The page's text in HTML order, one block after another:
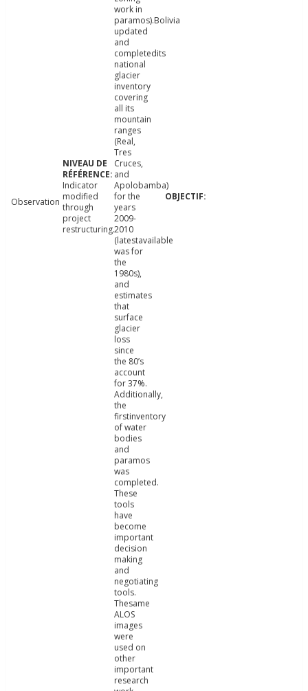
Observation
Indicator
modified
through
project
restructuring.
work in
paramos).Bolivia
updated
and
completedits
national
glacier
inventory
covering
all its
mountain
ranges
(Real,
Tres
Cruces,
and
Apolobamba)
for the
years
2009-
2010
(latestavailable
was for
the
1980s),
and
estimates
that
surface
glacier
loss
since
the 80’s
account
for 37%.
Additionally,
the
firstinventory
of water
bodies
and
paramos
was
completed.
These
tools
have
become
important
decision
making
and
negotiating
tools.
Thesame
ALOS
images
were
used on
other
important
research